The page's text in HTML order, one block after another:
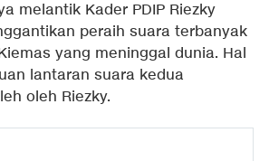
melantik Kader PDIP Riezky
peraih suara terbanyak
yang meninggal dunia. Hal
lantaran suara kedua
oleh Riezky.